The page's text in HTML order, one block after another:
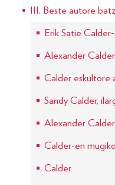
III. Beste autore
Erik Satie
Alexander
Calder eskultore
Sandy Calder,
Alexander
Calder-en
Calder